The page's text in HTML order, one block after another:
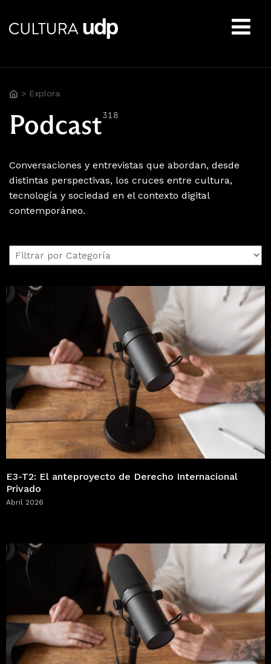
> Explora
Podcast318
Conversaciones y entrevistas que abordan, desde
distintas perspectivas, los cruces entre cultura,
tecnología y sociedad en el contexto digital
contemporáneo.
E3-T2: El anteproyecto de Derecho Internacional
Privado
Abril 2026